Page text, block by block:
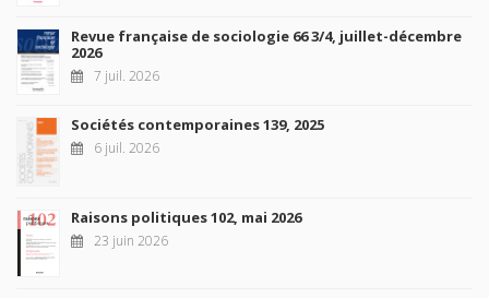
Revue française de sociologie 66 3/4, juillet-décembre
2026
7 juil. 2026
Sociétés contemporaines 139, 2025
6 juil. 2026
Raisons politiques 102, mai 2026
23 juin 2026